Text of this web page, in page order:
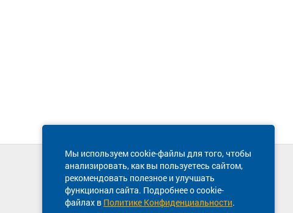
Мы используем cookie-файлы для того, чтобы
анализировать, как вы пользуетесь сайтом,
рекомендовать полезное и улучшать
функционал сайта. Подробнее о cookie-
файлах в Политике Конфиденциальности.
Техническая поддержка сайта
8 800 600-03-38